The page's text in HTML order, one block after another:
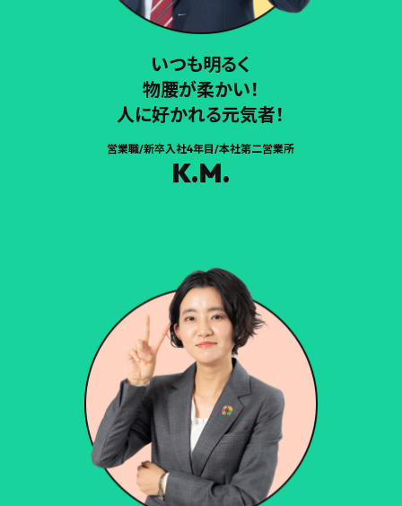
いつも明るく
物腰が柔かい！
人に好かれる元気者！
営業職/新卒入社4年目/本社第二営業所
K.M.